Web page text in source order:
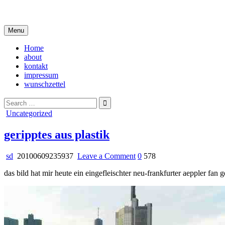
content
Menu
Home
about
kontakt
impressum
wunschzettel
Search
for:
Posted
Uncategorized
geripptes aus plastik
sd 20100609235937 Leave a Commenton
aus
0 578
das bild hat mir heute ein eingefleischter neu-frankfurter aeppler fan